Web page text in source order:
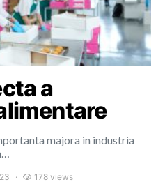
a
majora in industria
178 views